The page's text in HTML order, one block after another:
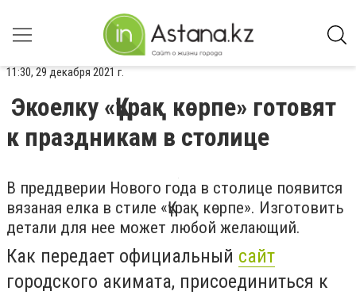
11:30, 29 декабря 2021 г.
Экоелку «Құрақ көрпе» готовят
к праздникам в столице
В преддверии Нового года в столице появится
вязаная елка в стиле «Құрақ көрпе». Изготовить
детали для нее может любой желающий.
Как передает официальный сайт
городского акимата, присоединиться к